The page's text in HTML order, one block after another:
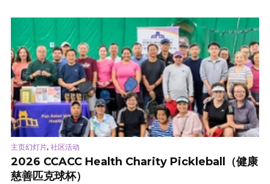
主页幻灯片, 社区活动
2026 CCACC Health Charity Pickleball（健康
慈善匹克球杯）